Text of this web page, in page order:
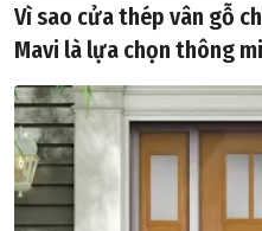
Vì sao cửa thép vân gỗ
Mavi là lựa chọn thông